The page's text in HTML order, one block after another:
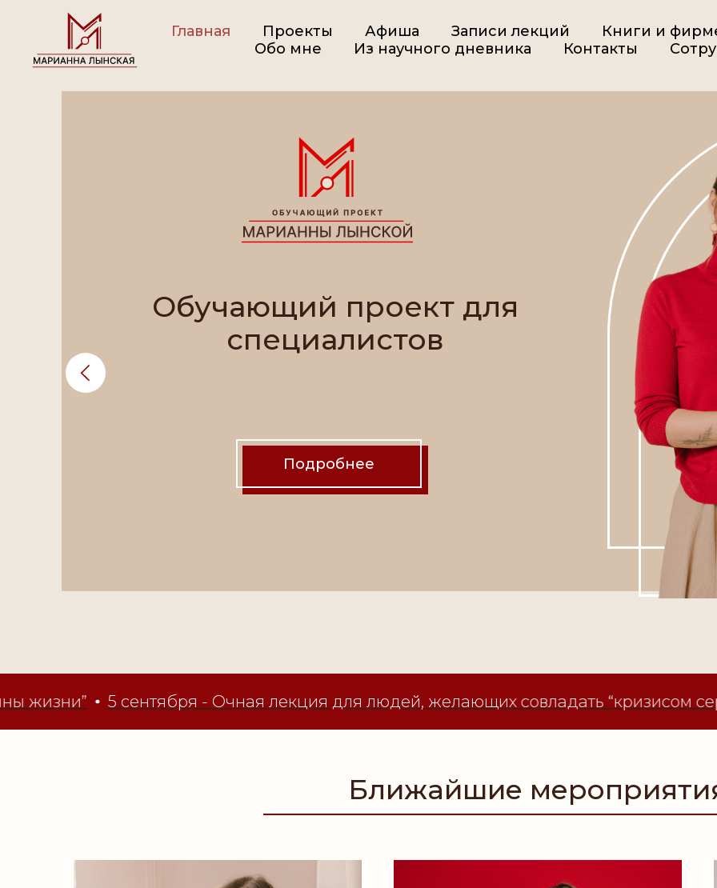
Главная Проекты Афиша Записи лекций
Книги и
Обо мне
Из научного дневника Контакты
Обучающий проект для
специалистов
Подробнее
5 сентября - Очная лекция для людей, желающих совладать “кризисом
Ближайшие